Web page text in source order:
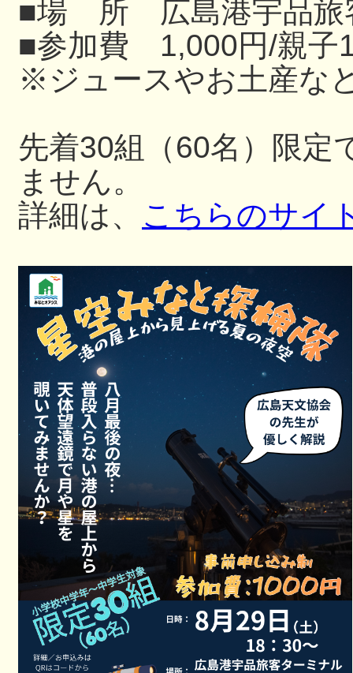
■場 所 広島港宇品旅
■参加費 1,000円/親子
※ジュースやお土産な
先着30組（60名）限定
ません。
詳細は、 こちらのサイ